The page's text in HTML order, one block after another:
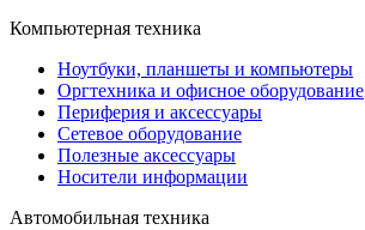
Компьютерная техника
Ноутбуки, планшеты и компьютеры
Оргтехника и офисное оборудование
Периферия и аксессуары
Cетевое оборудование
Полезные аксессуары
Носители информации
Автомобильная техника